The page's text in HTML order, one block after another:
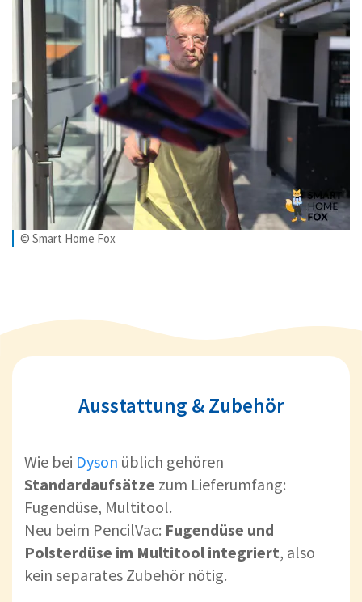
© Smart Home Fox
Ausstattung & Zubehör
Wie bei Dyson üblich gehören
Standardaufsätze zum Lieferumfang:
Fugendüse, Multitool.
Neu beim PencilVac: Fugendüse und
Polsterdüse im Multitool integriert, also
kein separates Zubehör nötig.